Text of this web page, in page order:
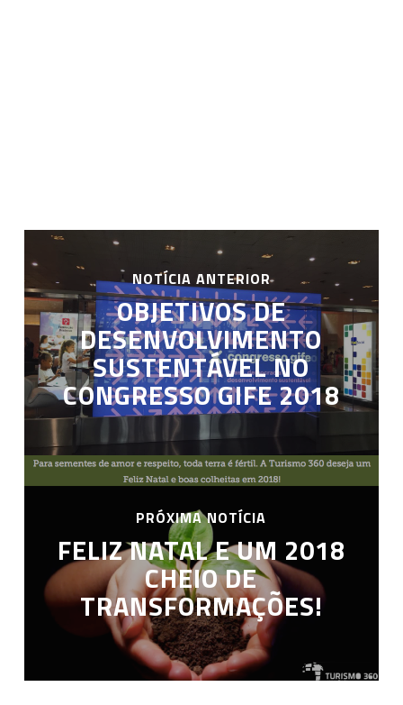
NOTÍCIA ANTERIOR
OBJETIVOS DE
DESENVOLVIMENTO
SUSTENTÁVEL NO
CONGRESSO GIFE 2018
PRÓXIMA NOTÍCIA
FELIZ NATAL E UM 2018
CHEIO DE
TRANSFORMAÇÕES!